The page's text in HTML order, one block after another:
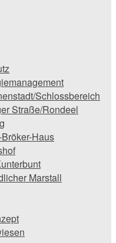
Schlossbereich
Straße/Rondeel
Haus
Marstall